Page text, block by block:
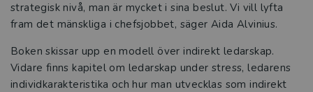
strategisk nivå, man är mycket i sina beslut. Vi vill lyfta
fram det mänskliga i chefsjobbet, säger Aida Alvinius.
Boken skissar upp en modell över indirekt ledarskap.
Vidare finns kapitel om ledarskap under stress, ledarens
individkarakteristika och hur man utvecklas som indirekt